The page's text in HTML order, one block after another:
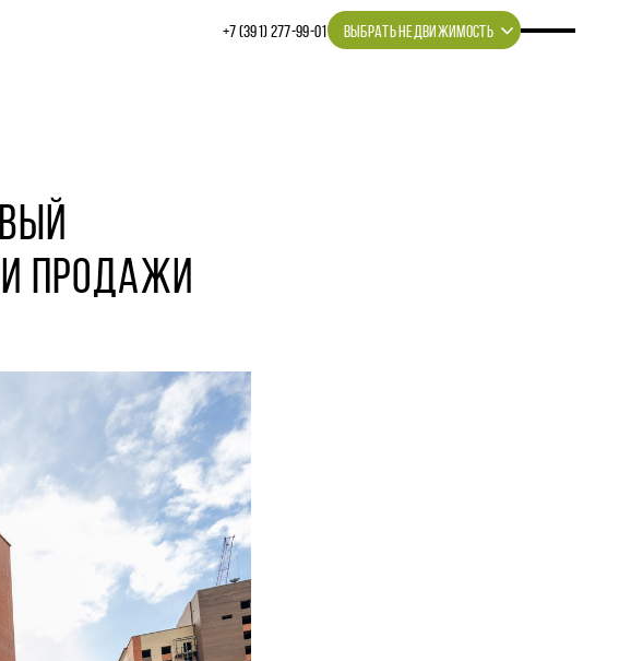
+7 (391) 277‒99‒01 ВЫБРАТЬ НЕДВИЖИМОСТЬ
ПРОДАЖИ